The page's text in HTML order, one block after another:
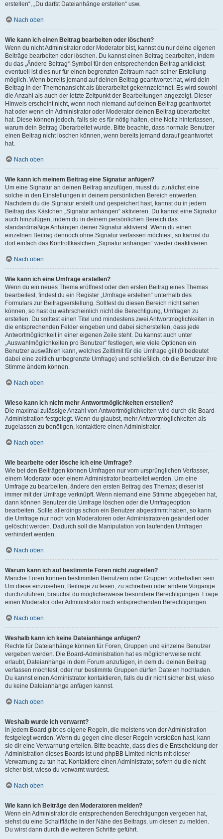
erstellen“, „Du darfst Dateianhänge erstellen“ usw.
Nach oben
Wie kann ich einen Beitrag bearbeiten oder löschen?
Wenn du nicht Administrator oder Moderator bist, kannst du nur deine eigenen
Beiträge bearbeiten oder löschen. Du kannst einen Beitrag bearbeiten, indem
du das „Ändere Beitrag“-Symbol für den entsprechenden Beitrag anklickst;
eventuell ist dies nur für einen begrenzten Zeitraum nach seiner Erstellung
möglich. Wenn bereits jemand auf deinen Beitrag geantwortet hat, wird dein
Beitrag in der Themenansicht als überarbeitet gekennzeichnet. Es wird sowohl
die Anzahl als auch der letzte Zeitpunkt der Bearbeitungen angezeigt. Dieser
Hinweis erscheint nicht, wenn noch niemand auf deinen Beitrag geantwortet
hat oder wenn ein Administrator oder Moderator deinen Beitrag überarbeitet
hat. Diese können jedoch, falls sie es für nötig halten, eine Notiz hinterlassen,
warum dein Beitrag überarbeitet wurde. Bitte beachte, dass normale Benutzer
einen Beitrag nicht löschen können, wenn bereits jemand darauf geantwortet
hat.
Nach oben
Wie kann ich meinem Beitrag eine Signatur anfügen?
Um eine Signatur an deinen Beitrag anzufügen, musst du zunächst eine
solche in den Einstellungen in deinem persönlichen Bereich entwerfen.
Nachdem du die Signatur erstellt und gespeichert hast, kannst du in jedem
Beitrag das Kästchen „Signatur anhängen“ aktivieren. Du kannst eine Signatur
auch hinzufügen, indem du in deinem persönlichen Bereich das
standardmäßige Anhängen deiner Signatur aktivierst. Wenn du einen
einzelnen Beitrag dennoch ohne Signatur verfassen möchtest, so kannst du
dort einfach das Kontrollkästchen „Signatur anhängen“ wieder deaktivieren.
Nach oben
Wie kann ich eine Umfrage erstellen?
Wenn du ein neues Thema eröffnest oder den ersten Beitrag eines Themas
bearbeitest, findest du ein Register „Umfrage erstellen“ unterhalb des
Formulars zur Beitragserstellung. Solltest du diesen Bereich nicht sehen
können, so hast du wahrscheinlich nicht die Berechtigung, Umfragen zu
erstellen. Du solltest einen Titel und mindestens zwei Antwortmöglichkeiten in
die entsprechenden Felder eingeben und dabei sicherstellen, dass jede
Antwortmöglichkeit in einer eigenen Zeile steht. Du kannst auch unter
„Auswahlmöglichkeiten pro Benutzer“ festlegen, wie viele Optionen ein
Benutzer auswählen kann, welches Zeitlimit für die Umfrage gilt (0 bedeutet
dabei eine zeitlich unbegrenzte Umfrage) und schließlich, ob die Benutzer ihre
Stimme ändern können.
Nach oben
Wieso kann ich nicht mehr Antwortmöglichkeiten erstellen?
Die maximal zulässige Anzahl von Antwortmöglichkeiten wird durch die Board-
Administration festgelegt. Wenn du glaubst, mehr Antwortmöglichkeiten als
zugelassen zu benötigen, kontaktiere einen Administrator.
Nach oben
Wie bearbeite oder lösche ich eine Umfrage?
Wie bei den Beiträgen können Umfragen nur vom ursprünglichen Verfasser,
einem Moderator oder einem Administrator bearbeitet werden. Um eine
Umfrage zu bearbeiten, ändere den ersten Beitrag des Themas; dieser ist
immer mit der Umfrage verknüpft. Wenn niemand eine Stimme abgegeben hat,
dann können Benutzer die Umfrage löschen oder die Umfrageoption
bearbeiten. Sollte allerdings schon ein Benutzer abgestimmt haben, so kann
die Umfrage nur noch von Moderatoren oder Administratoren geändert oder
gelöscht werden. Dadurch soll die Manipulation von laufenden Umfragen
verhindert werden.
Nach oben
Warum kann ich auf bestimmte Foren nicht zugreifen?
Manche Foren können bestimmten Benutzern oder Gruppen vorbehalten sein.
Um diese einzusehen, Beiträge zu lesen, zu schreiben oder andere Vorgänge
durchzuführen, brauchst du möglicherweise besondere Berechtigungen. Frage
einen Moderator oder Administrator nach entsprechenden Berechtigungen.
Nach oben
Weshalb kann ich keine Dateianhänge anfügen?
Rechte für Dateianhänge können für Foren, Gruppen und einzelne Benutzer
vergeben werden. Die Board-Administration hat es möglicherweise nicht
erlaubt, Dateianhänge in dem Forum anzufügen, in dem du deinen Beitrag
verfassen möchtest, oder nur bestimmte Gruppen dürfen Dateien hochladen.
Du kannst einen Administrator kontaktieren, falls du dir nicht sicher bist, wieso
du keine Dateianhänge anfügen kannst.
Nach oben
Weshalb wurde ich verwarnt?
In jedem Board gibt es eigene Regeln, die meistens von der Administration
festgelegt werden. Wenn du gegen eine dieser Regeln verstoßen hast, kann
sie dir eine Verwarnung erteilen. Bitte beachte, dass dies die Entscheidung der
Administration dieses Boards ist und phpBB Limited nichts mit dieser
Verwarnung zu tun hat. Kontaktiere einen Administrator, sofern du die nicht
sicher bist, wieso du verwarnt wurdest.
Nach oben
Wie kann ich Beiträge den Moderatoren melden?
Wenn ein Administrator die entsprechenden Berechtigungen vergeben hat,
siehst du eine Schaltfläche in der Nähe des Beitrags, um diesen zu melden.
Du wirst dann durch die weiteren Schritte geführt.